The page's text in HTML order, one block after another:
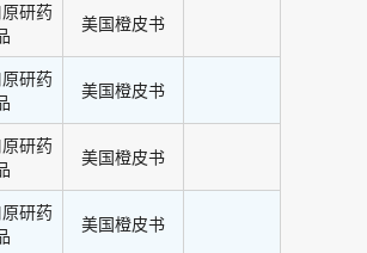
研药
美国橙皮书
研药
美国橙皮书
研药
美国橙皮书
研药
美国橙皮书